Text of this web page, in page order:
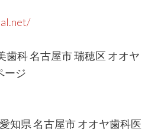
歯科 名古屋市 瑞穂区 オオヤ
ージ
知県 名古屋市 オオヤ歯科医